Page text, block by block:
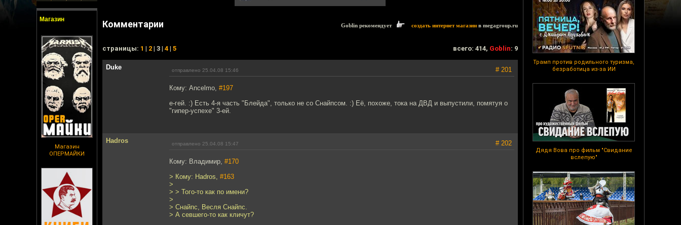
Магазин
Магазин
ОПЕРМАЙКИ
Трамп против родильного туризма,
безработица из-за ИИ
Дядя Вова про фильм "Свидание
вслепую"
Комментарии Goblin рекомендует создать интернет магазин в megagroup.ru
cтраницы: 1 | 2 | 3 | 4 | 5 всего: 414, Goblin: 9
Duke отправлено 25.04.08 15:46 # 201
Кому: Ancelmo, #197
е-гей. :) Есть 4-я часть "Блейда", только не со Снайпсом. :) Её, похоже, тока на ДВД и выпустили, помятуя о
"гипер-успехе" 3-ей.
Hadros отправлено 25.04.08 15:47 # 202
Кому: Владимир, #170
> Кому: Hadros, #163
>
> > Того-то как по имени?
>
> Снайпс, Весля Снайпс.
> А севшего-то как кличут?